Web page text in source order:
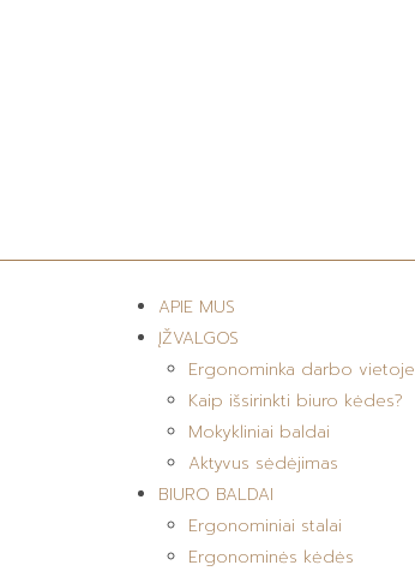
APIE MUS
ĮŽVALGOS
Ergonominka darbo vietoje
Kaip išsirinkti biuro kėdes?
Mokykliniai baldai
Aktyvus sėdėjimas
BIURO BALDAI
Ergonominiai stalai
Ergonominės kėdės